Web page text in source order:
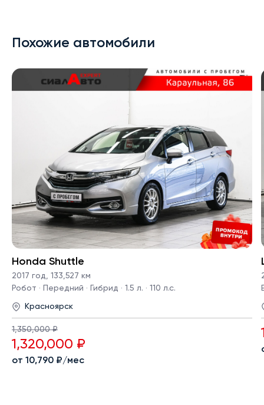
Похожие автомобили
Honda Shuttle
2017 год, 133,527 км
Робот · Передний · Гибрид · 1.5 л. · 110 л.с.
Красноярск
1,350,000 ₽
1,320,000 ₽
от 10,790 ₽/мес